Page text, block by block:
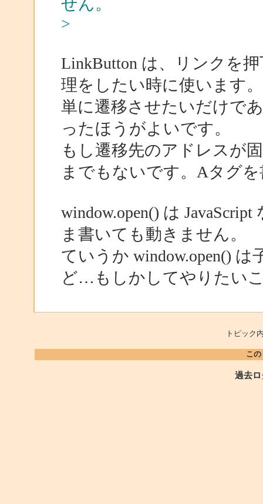
せん。
>
LinkButton は、リンクを
理をしたい時に使います。
単に遷移させたいだけで
ったほうがよいです。
もし遷移先のアドレスが
までもないです。Aタグ
window.open() は
ま書いても動きません。
ていうか window.open()
ど…もしかしてやりたい
トピッ
こ
過去